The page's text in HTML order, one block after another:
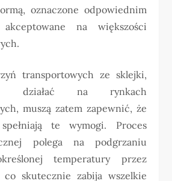
oznaczone odpowiednim
na większości
transportowych ze sklejki,
działać na rynkach
muszą zatem zapewnić, że
te wymogi. Proces
polega na podgrzaniu
temperatury przez
co skutecznie zabija wszelkie